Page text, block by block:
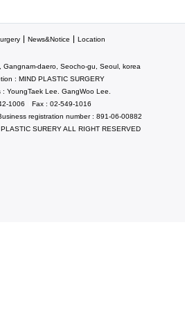
News&Notice Location
daero, Seocho-gu, Seoul, korea
: MIND PLASTIC SURGERY
YoungTaek Lee. GangWoo Lee.
1006
Fax : 02-549-1016
registration number : 891-06-00882
SURERY ALL RIGHT RESERVED